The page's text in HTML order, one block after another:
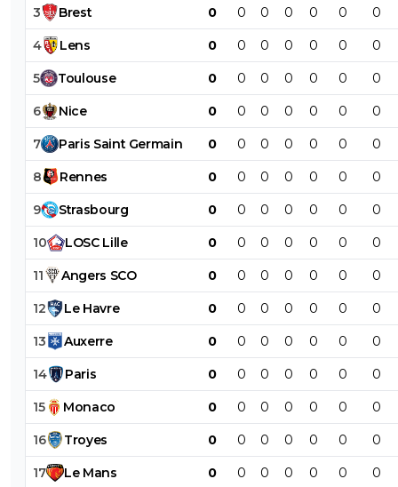
3 Brest 0 0 0 0 0 0 0
4 Lens 0 0 0 0 0 0 0
5 Toulouse 0 0 0 0 0 0 0
6 Nice 0 0 0 0 0 0 0
7 Paris Saint Germain 0 0 0 0 0 0 0
8 Rennes 0 0 0 0 0 0 0
9 Strasbourg 0 0 0 0 0 0 0
10 LOSC Lille 0 0 0 0 0 0 0
11 Angers SCO 0 0 0 0 0 0 0
12 Le Havre 0 0 0 0 0 0 0
13 Auxerre 0 0 0 0 0 0 0
14 Paris 0 0 0 0 0 0 0
15 Monaco 0 0 0 0 0 0 0
16 Troyes 0 0 0 0 0 0 0
17 Le Mans 0 0 0 0 0 0 0